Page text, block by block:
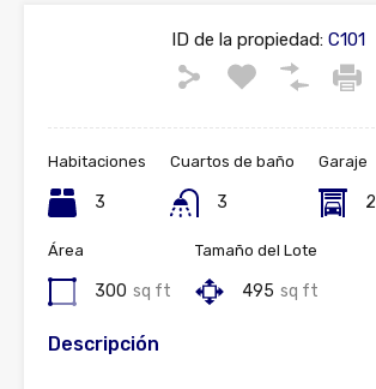
ID de la propiedad: C101
Habitaciones
3
Cuartos de baño
3
Garaje
2
Área
300 sq ft
Tamaño del Lote
495 sq ft
Descripción